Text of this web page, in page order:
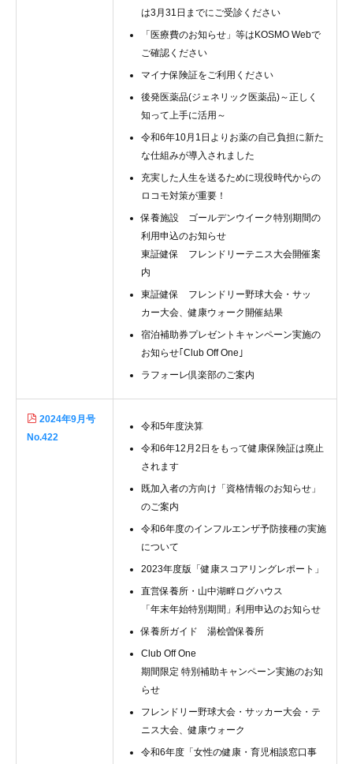
は3月31日までにご受診ください
「医療費のお知らせ」等はKOSMO Webで
ご確認ください
マイナ保険証をご利用ください
後発医薬品(ジェネリック医薬品)～正しく
知って上手に活用～
令和6年10月1日よりお薬の自己負担に新た
な仕組みが導入されました
充実した人生を送るために現役時代からの
ロコモ対策が重要！
保養施設 ゴールデンウイーク特別期間の
利用申込のお知らせ
東証健保 フレンドリーテニス大会開催案
内
東証健保 フレンドリー野球大会・サッ
カー大会、健康ウォーク開催結果
宿泊補助券プレゼントキャンペーン実施の
お知らせ｢Club Off One｣
ラフォーレ倶楽部のご案内
2024年9月号
No.422
令和5年度決算
令和6年12月2日をもって健康保険証は廃止
されます
既加入者の方向け「資格情報のお知らせ」
のご案内
令和6年度のインフルエンザ予防接種の実施
について
2023年度版「健康スコアリングレポート」
直営保養所・山中湖畔ログハウス
「年末年始特別期間」利用申込のお知らせ
保養所ガイド 湯桧曽保養所
Club Off One
期間限定 特別補助キャンペーン実施のお知
らせ
フレンドリー野球大会・サッカー大会・テ
ニス大会、健康ウォーク
令和6年度「女性の健康・育児相談窓口事